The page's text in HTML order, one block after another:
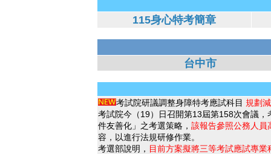
115身心特考簡章
台中市
考試院研議調整身障特考應試科目 規劃
考試院今（19）日召開第13屆第158次會議
件友善化」之考選策略， 該報告參照公務人員
容，以進行法規研修作業。
考選部說明， 目前方案擬將三等考試應試專